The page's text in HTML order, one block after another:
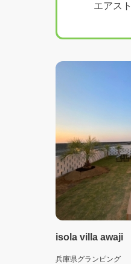
エアス
isola villa awaji
兵庫県グランピング